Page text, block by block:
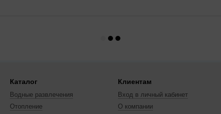
Каталог
Водные развлечения
Отопление
Клиентам
Вход в личный кабинет
О компании